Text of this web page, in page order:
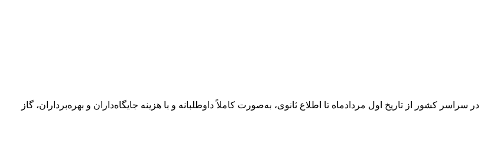
به گفته رئیس هیئت‌مدیره انجمن صنفی CNG کشور،بیش از یک هزار جایگاه CNG در سراسر کشور از تاریخ اول مردادماه تا اطلاع ثانوی، به‌صورت کاملاً داوطلبانه و با هزینه جایگاه‌داران و بهره‌برداران، گاز